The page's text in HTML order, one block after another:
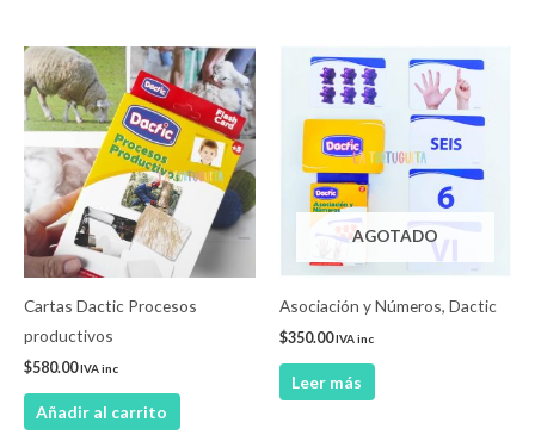
Cartas Dactic Procesos
productivos
$580.00IVA inc
Añadir al carrito
AGOTADO
Asociación y Números, Dactic
$350.00IVA inc
Leer más